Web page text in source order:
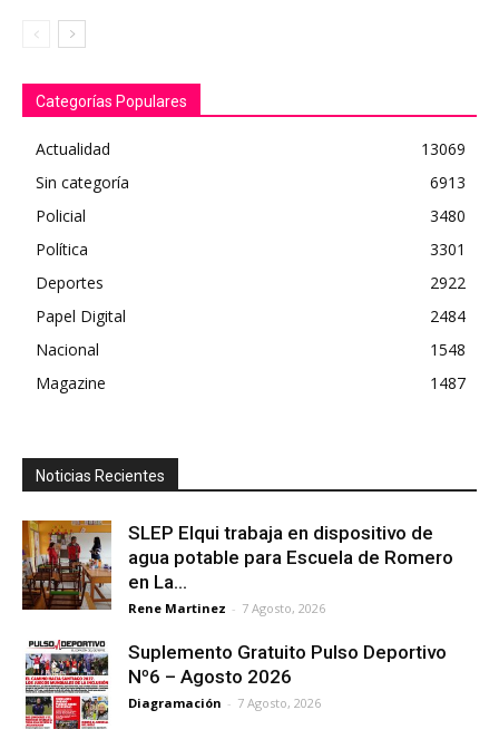
Categorías Populares
Actualidad
13069
Sin categoría
6913
Policial
3480
Política
3301
Deportes
2922
Papel Digital
2484
Nacional
1548
Magazine
1487
Noticias Recientes
SLEP Elqui trabaja en dispositivo de
agua potable para Escuela de Romero
en La...
Rene Martinez - 7 Agosto, 2026
Suplemento Gratuito Pulso Deportivo
Nº6 – Agosto 2026
Diagramación - 7 Agosto, 2026